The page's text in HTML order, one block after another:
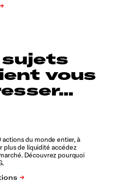
sujets
vous
du monde entier, à
plus de liquidité accédez
Découvrez pourquoi